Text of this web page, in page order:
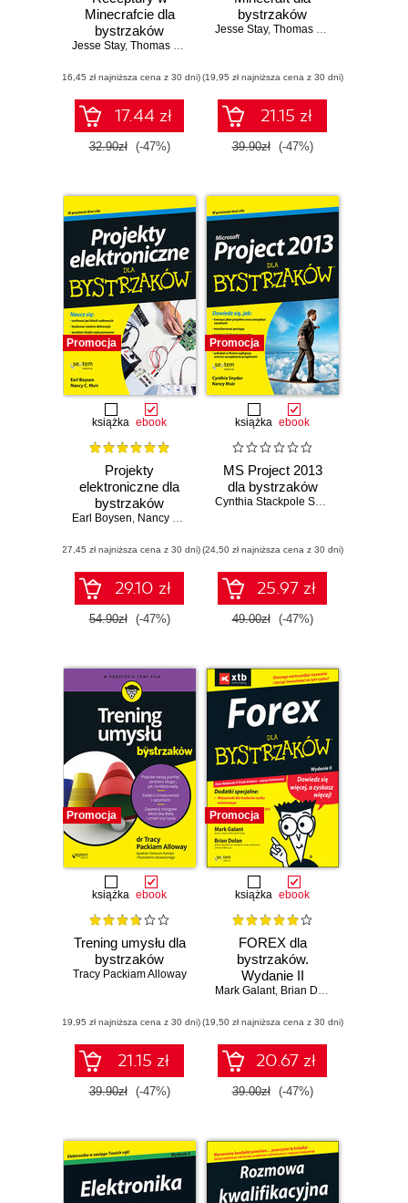
Minecrafcie dla
bystrzaków
Jesse Stay, Thomas Stay
(16,45 zł najniższa cena z 30 dni)
17.44 zł
32.90zł (-47%)
bystrzaków
Jesse Stay, Thomas Stay
(19,95 zł najniższa cena z 30 dni)
21.15 zł
39.90zł (-47%)
Promocja
książka ebook
Projekty
elektroniczne dla
bystrzaków
Earl Boysen, Nancy C. Muir
(27,45 zł najniższa cena z 30 dni)
29.10 zł
54.90zł (-47%)
Promocja
książka ebook
MS Project 2013
dla bystrzaków
Cynthia Stackpole Snyder
(24,50 zł najniższa cena z 30 dni)
25.97 zł
49.00zł (-47%)
Promocja
książka ebook
Trening umysłu dla
bystrzaków
Tracy Packiam Alloway
(19,95 zł najniższa cena z 30 dni)
21.15 zł
39.90zł (-47%)
Promocja
książka ebook
FOREX dla
bystrzaków.
Wydanie II
Mark Galant, Brian Dolan
(19,50 zł najniższa cena z 30 dni)
20.67 zł
39.00zł (-47%)